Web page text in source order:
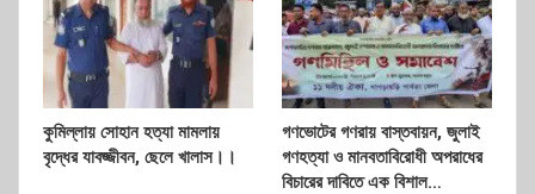
কুমিল্লায় সোহান হত্যা মামলায়
বৃদ্ধের যাবজ্জীবন, ছেলে খালাস।।
গণভোটের গণরায় বাস্তবায়ন, জুলাই
গণহত্যা ও মানবতাবিরোধী অপরাধের
বিচারের দাবিতে এক বিশাল…